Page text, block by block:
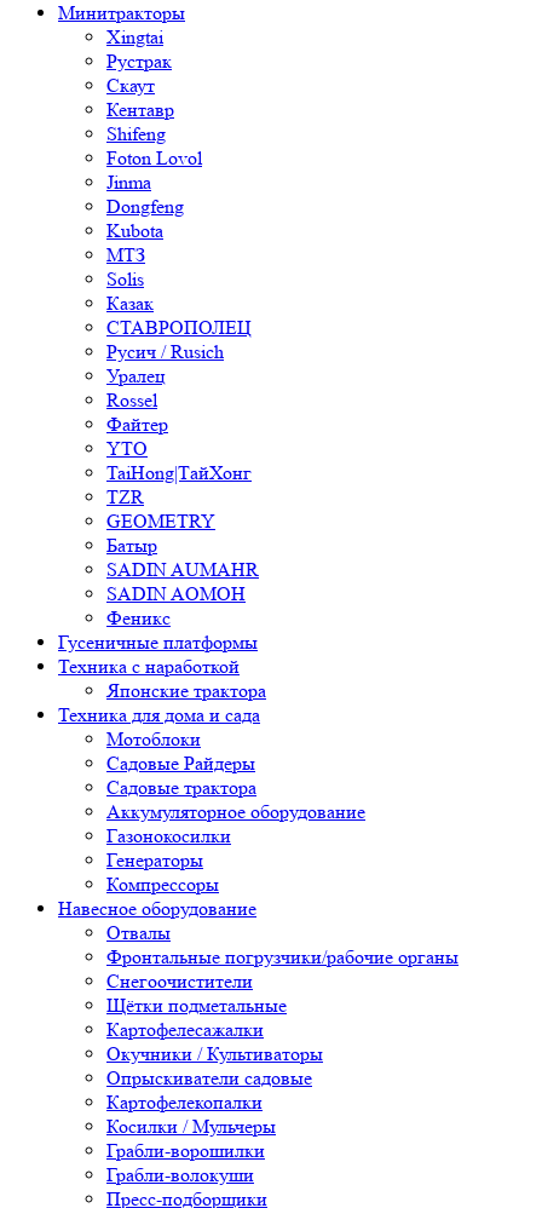
Минитракторы
Xingtai
Рустрак
Скаут
Кентавр
Shifeng
Foton Lovol
Jinma
Dongfeng
Kubota
МТЗ
Solis
Казак
СТАВРОПОЛЕЦ
Русич / Rusich
Уралец
Rossel
Файтер
YTO
TaiHong|ТайХонг
TZR
GEOMETRY
Батыр
SADIN AUMAHR
SADIN AOMOH
Феникс
Гусеничные платформы
Техника с наработкой
Японские трактора
Техника для дома и сада
Мотоблоки
Садовые Райдеры
Садовые трактора
Аккумуляторное оборудование
Газонокосилки
Генераторы
Компрессоры
Навесное оборудование
Отвалы
Фронтальные погрузчики/рабочие органы
Снегоочистители
Щётки подметальные
Картофелесажалки
Окучники / Культиваторы
Опрыскиватели садовые
Картофелекопалки
Косилки / Мульчеры
Грабли-ворошилки
Грабли-волокуши
Пресс-подборщики